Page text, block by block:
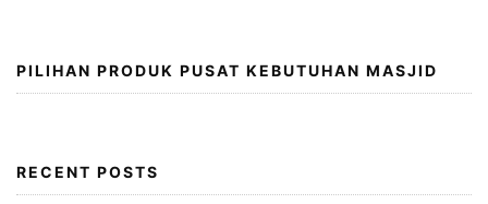
PILIHAN PRODUK PUSAT KEBUTUHAN MASJID
RECENT POSTS